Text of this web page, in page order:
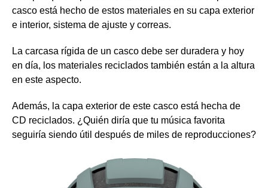
casco está hecho de estos materiales en su capa exterior
e interior, sistema de ajuste y correas.
La carcasa rígida de un casco debe ser duradera y hoy
en día, los materiales reciclados también están a la altura
en este aspecto.
Además, la capa exterior de este casco está hecha de
CD reciclados. ¿Quién diría que tu música favorita
seguiría siendo útil después de miles de reproducciones?